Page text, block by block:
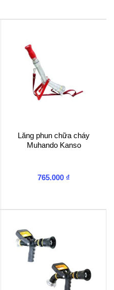
Lăng phun chữa cháy
Muhando Kanso
765.000 ₫